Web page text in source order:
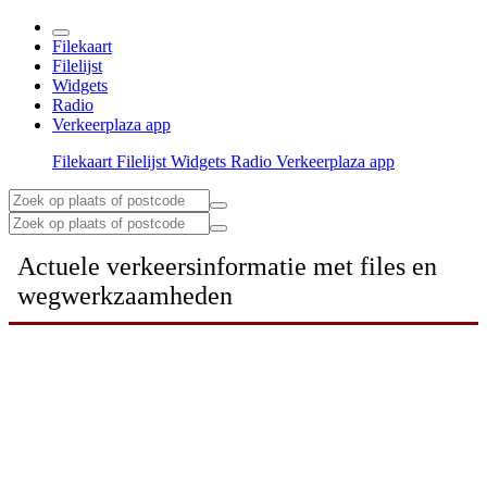
Filekaart
Filelijst
Widgets
Radio
Verkeerplaza app
Filekaart Filelijst Widgets Radio Verkeerplaza app
Actuele verkeersinformatie met files en
wegwerkzaamheden